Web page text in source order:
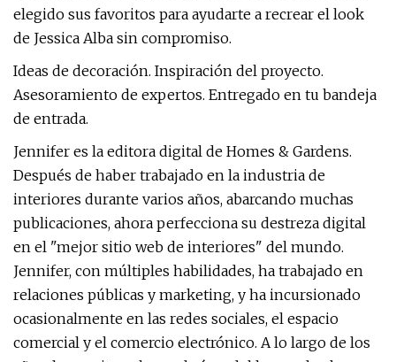
elegido sus favoritos para ayudarte a recrear el look
de Jessica Alba sin compromiso.
Ideas de decoración. Inspiración del proyecto.
Asesoramiento de expertos. Entregado en tu bandeja
de entrada.
Jennifer es la editora digital de Homes & Gardens.
Después de haber trabajado en la industria de
interiores durante varios años, abarcando muchas
publicaciones, ahora perfecciona su destreza digital
en el "mejor sitio web de interiores" del mundo.
Jennifer, con múltiples habilidades, ha trabajado en
relaciones públicas y marketing, y ha incursionado
ocasionalmente en las redes sociales, el espacio
comercial y el comercio electrónico. A lo largo de los